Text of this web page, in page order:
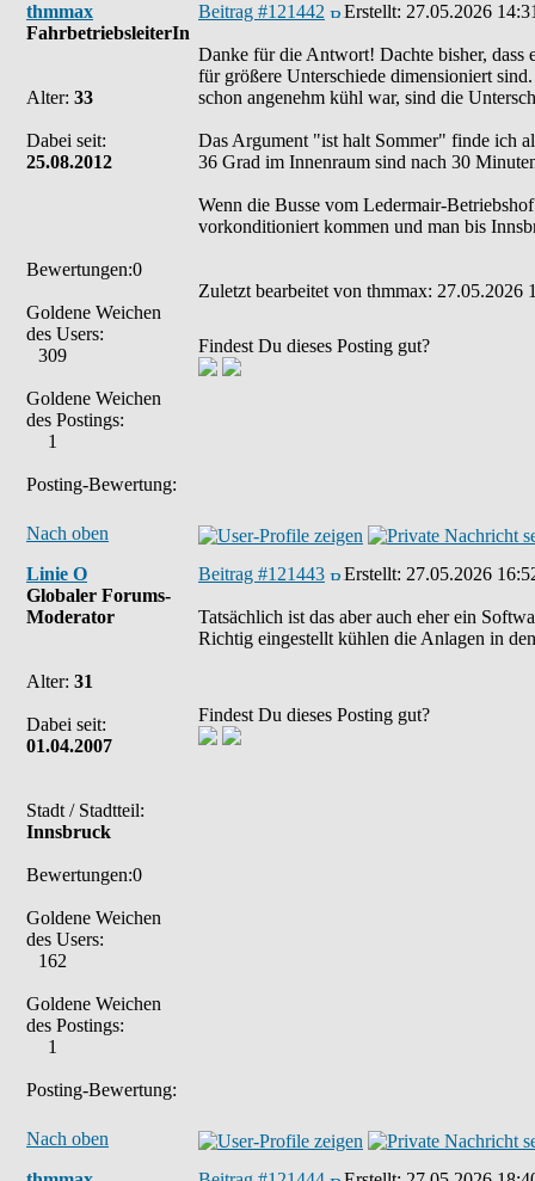
thmmax
FahrbetriebsleiterIn
Alter: 33
Dabei seit:
25.08.2012
Bewertungen:0
Goldene Weichen
des Users:
309
Goldene Weichen
des Postings:
1
Posting-Bewertung:
Beitrag #121442 Erstellt: 27.05.2026
Danke für die Antwort! Dachte bisher, dass
für größere Unterschiede dimensioniert
schon angenehm kühl war, sind die
Das Argument "ist halt Sommer" finde ich
36 Grad im Innenraum sind nach 30
Wenn die Busse vom Ledermair-
vorkonditioniert kommen und man bis
Zuletzt bearbeitet von thmmax: 27.05.2026
Findest Du dieses Posting gut?
Nach oben
Linie O
Globaler Forums-
Moderator
Alter: 31
Dabei seit:
01.04.2007
Stadt / Stadtteil:
Innsbruck
Bewertungen:0
Goldene Weichen
des Users:
162
Goldene Weichen
des Postings:
1
Posting-Bewertung:
Beitrag #121443 Erstellt: 27.05.2026
Tatsächlich ist das aber auch eher ein
Richtig eingestellt kühlen die Anlagen in
Findest Du dieses Posting gut?
Nach oben